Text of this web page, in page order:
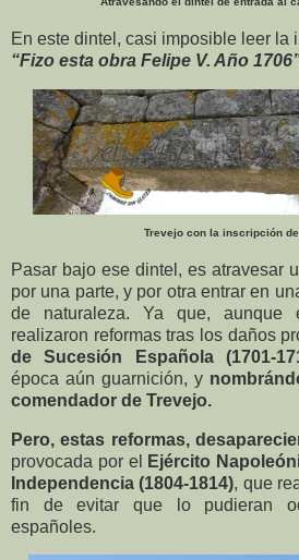
En este dintel, casi imposible leer la
“Fizo esta obra Felipe V. Año
Trevejo con la inscripción
Pasar bajo ese dintel, es atravesar
por una parte, y por otra entrar en
de naturaleza. Ya que,
realizaron reformas tras los daños
de Sucesión Española (1701-
época aún guarnición, y
comendador de Trevejo.
Pero, estas reformas,
provocada por el
Ejército
Independencia (1804-1814), que
fin de evitar que lo pudieran
españoles.